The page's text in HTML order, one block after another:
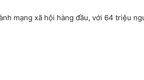
mạng xã hội hàng đầu, với 64 triệu